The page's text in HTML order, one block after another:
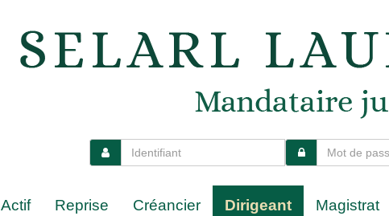
Actif Reprise Créancier Dirigeant Magistrat